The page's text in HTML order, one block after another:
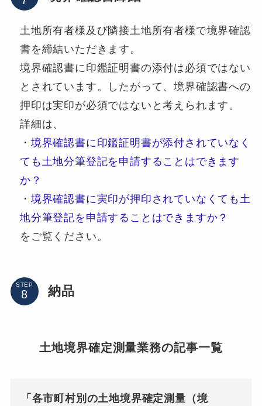
土地所有者様及び隣接土地所有者様で境界確認
書を締結いただきます。
境界確認書に印鑑証明書の添付は必須ではない
とされています。したがって、境界確認書への
押印は実印が必須ではないと考えられます。
詳細は、
・ 境界確認書に印鑑証明書が添付されていなく
ても土地分筆登記を申請することはできます
か？
・ 境界確認書に実印が押印されていなくても土
地分筆登記を申請することはできますか？
をご覧ください。
STEP 納品
土地境界確定測量業務の記事一覧
「各市町村別の土地境界確定測量（境